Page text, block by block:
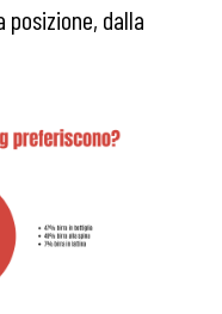
posizione, dalla